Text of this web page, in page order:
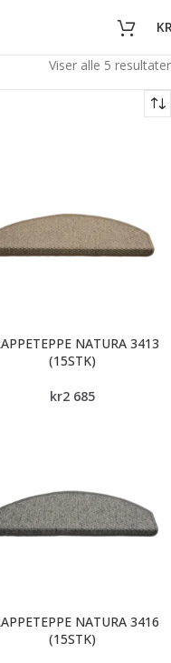
Viser alle 5 resultater
NATURA 3413
(15STK)
kr2 685
NATURA 3416
(15STK)